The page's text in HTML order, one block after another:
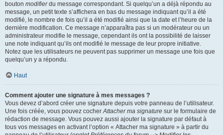
bouton modifierdu message correspondant. Si quelqu’un a déjà répondu au
message, un petit texte s’affichera en bas du message indiquant qu’il a été
modifié, le nombre de fois qu’il a été modifié ainsi que la date et l’heure de la
dernière modification. Ce message n’apparaîtra pas si un modérateur ou un
administrateur modifie le message, cependant ils ont la possibilité de laisser
une note indiquant qu’ils ont modifié le message de leur propre initiative.
Notez que les utilisateurs ne peuvent pas supprimer un message une fois que
quelqu’un y a répondu.
Haut
Comment ajouter une signature à mes messages ?
Vous devez d’abord créer une signature depuis votre panneau de l’utilisateur.
Une fois créée, vous pouvez cocherAttacher ma signature sur le formulaire de
rédaction de message. Vous pouvez aussi ajouter la signature par défaut à
tous vos messages en activant l’option « Attacher ma signature » à partir du